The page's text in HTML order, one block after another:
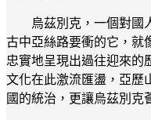
烏茲別克，一個對國
古中亞絲路要衝的它，就
忠實地呈現出過往迎來的
文化在此激流匯盪，亞歷
國的統治，更讓烏茲別克